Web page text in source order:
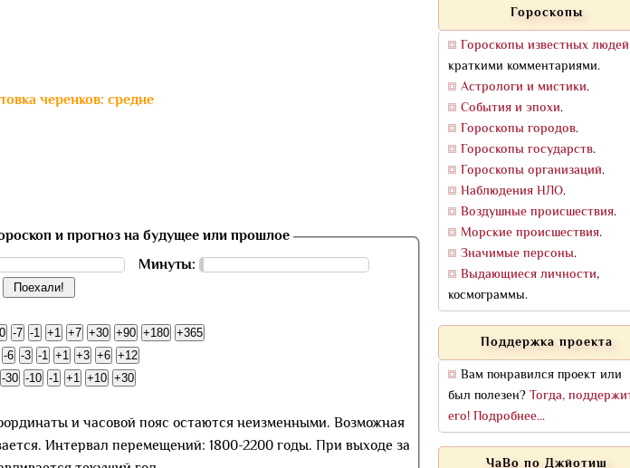
черенков: средне
и прогноз на будущее или прошлое
Минуты:
и часовой пояс остаются неизменными. Возможная
Интервал перемещений: 1800-2200 годы. При выходе за
Гороскопы
Гороскопы известных людей
краткими комментариями.
Астрологи и мистики.
События и эпохи.
Гороскопы городов.
Гороскопы государств.
Гороскопы организаций.
Наблюдения НЛО.
Воздушные происшествия.
Морские происшествия.
Значимые персоны.
Выдающиеся личности,
космограммы.
Поддержка проекта
Вам понравился проект или
был полезен?Тогда,
его! Подробнее...